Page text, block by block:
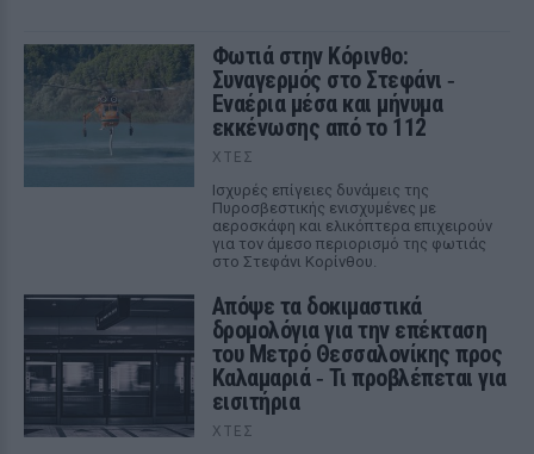
Φωτιά στην Κόρινθο:
Συναγερμός στο Στεφάνι ‑
Εναέρια μέσα και μήνυμα
εκκένωσης από το 112
ΧΤΕΣ
Ισχυρές επίγειες δυνάμεις της
Πυροσβεστικής ενισχυμένες με
αεροσκάφη και ελικόπτερα επιχειρούν
για τον άμεσο περιορισμό της φωτιάς
στο Στεφάνι Κορίνθου.
Απόψε τα δοκιμαστικά
δρομολόγια για την επέκταση
του Μετρό Θεσσαλονίκης προς
Καλαμαριά ‑ Τι προβλέπεται για
εισιτήρια
ΧΤΕΣ